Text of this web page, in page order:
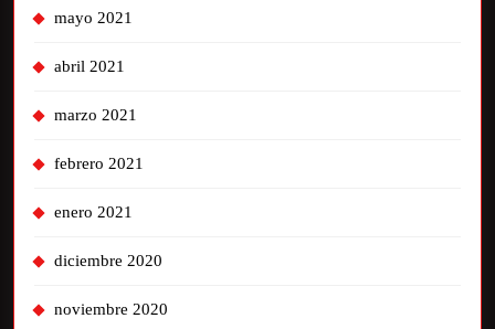
mayo 2021
abril 2021
marzo 2021
febrero 2021
enero 2021
diciembre 2020
noviembre 2020